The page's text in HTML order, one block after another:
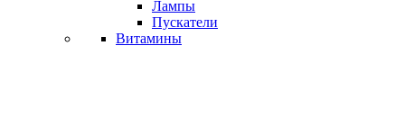
Лампы
Пускатели
Витамины